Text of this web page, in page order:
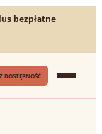
bezpłatne
DOSTĘPNOŚĆ